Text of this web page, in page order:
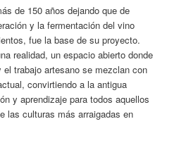
de 150 años dejando que de
y la fermentación del vino
fue la base de su proyecto.
realidad, un espacio abierto donde
trabajo artesano se mezclan con
convirtiendo a la antigua
y aprendizaje para todos aquellos
las culturas más arraigadas en